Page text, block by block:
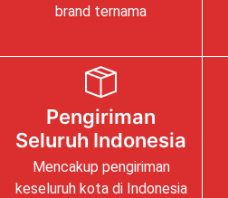
brand ternama
Pengiriman
Seluruh Indonesia
Mencakup pengiriman
keseluruh kota di Indonesia